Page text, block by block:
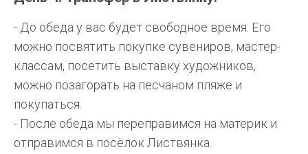
- До обеда у вас будет свободное время. Его
можно посвятить покупке сувениров, мастер-
классам, посетить выставку художников,
можно позагорать на песчаном пляже и
покупаться.
- После обеда мы переправимся на материк и
отправимся в посёлок Листвянка.